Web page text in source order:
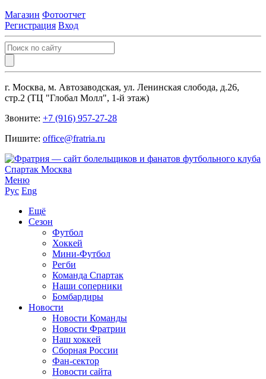
Магазин Фотоотчет
Регистрация Вход
г. Москва, м. Автозаводская, ул. Ленинская слобода, д.26,
стр.2 (ТЦ "Глобал Молл", 1-й этаж)
Звоните: +7 (916) 957-27-28
Пишите: office@fratria.ru
Меню
Рус Eng
Ещё
Сезон
Футбол
Хоккей
Мини-Футбол
Регби
Команда Спартак
Наши соперники
Бомбардиры
Новости
Новости Команды
Новости Фратрии
Наш хоккей
Сборная России
Фан-cектор
Новости сайта